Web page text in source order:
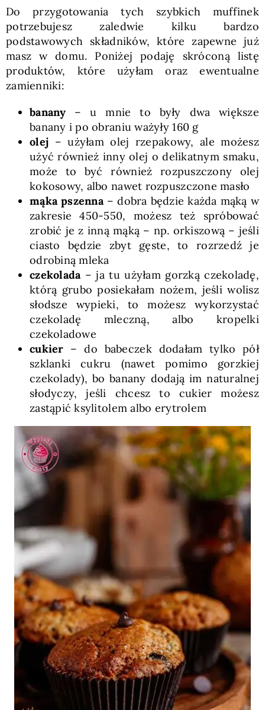
Do przygotowania tych szybkich muffinek
potrzebujesz zaledwie kilku bardzo
podstawowych składników, które zapewne już
masz w domu. Poniżej podaję skróconą listę
produktów, które użyłam oraz ewentualne
zamienniki:
banany – u mnie to były dwa większe
banany i po obraniu ważyły 160 g
olej – użyłam olej rzepakowy, ale możesz
użyć również inny olej o delikatnym smaku,
może to być również rozpuszczony olej
kokosowy, albo nawet rozpuszczone masło
mąka pszenna– dobra będzie każda mąką w
zakresie 450-550, możesz też spróbować
zrobić je z inną mąką – np. orkiszową – jeśli
ciasto będzie zbyt gęste, to rozrzedź je
odrobiną mleka
czekolada– ja tu użyłam gorzką czekoladę,
którą grubo posiekałam nożem, jeśli wolisz
słodsze wypieki, to możesz wykorzystać
czekoladę mleczną, albo kropelki
czekoladowe
cukier – do babeczek dodałam tylko pół
szklanki cukru (nawet pomimo gorzkiej
czekolady), bo banany dodają im naturalnej
słodyczy, jeśli chcesz to cukier możesz
zastąpić ksylitolem albo erytrolem